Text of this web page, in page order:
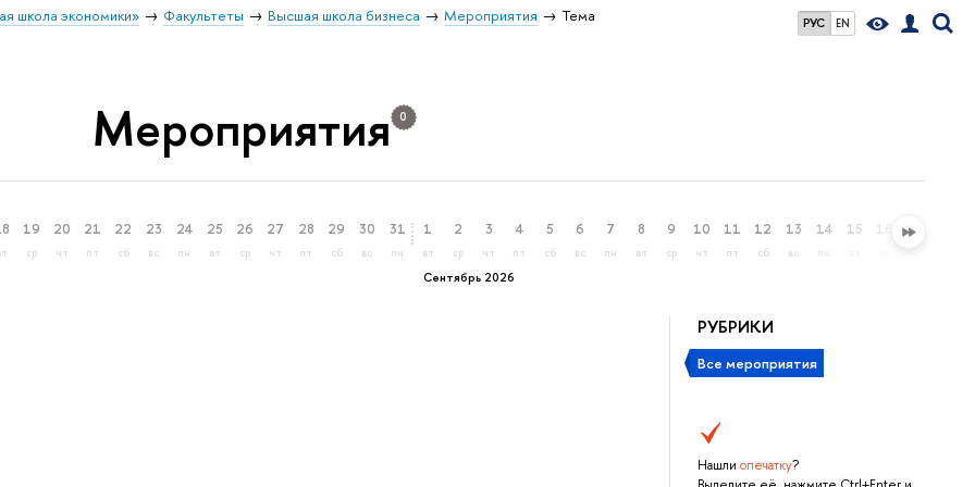
РУС EN
школа экономики» Факультеты Высшая школа бизнеса Мероприятия
Тема
Мероприятия 0
19
ср
20
чт
21
пт
22
сб
23
вс
24
пн
25
вт
26
ср
27
чт
28
пт
29
сб
30
вс
31
пн
Сентябрь 2026
1
вт
2
ср
3
чт
4
пт
5
сб
6
вс
7
пн
8
вт
9
ср
10
чт
11
пт
12
сб
13
вс
14 15 16 17
РУБРИКИ
Все мероприятия
Нашли опечатку?